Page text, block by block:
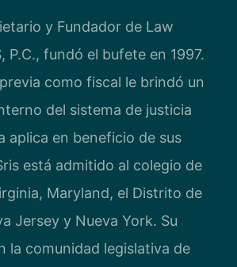
y Fundador de Law
P.C., fundó el bufete en 1997.
como fiscal le brindó un
del sistema de justicia
aplica en beneficio de sus
está admitido al colegio de
Maryland, el Distrito de
Jersey y Nueva York. Su
la comunidad legislativa de